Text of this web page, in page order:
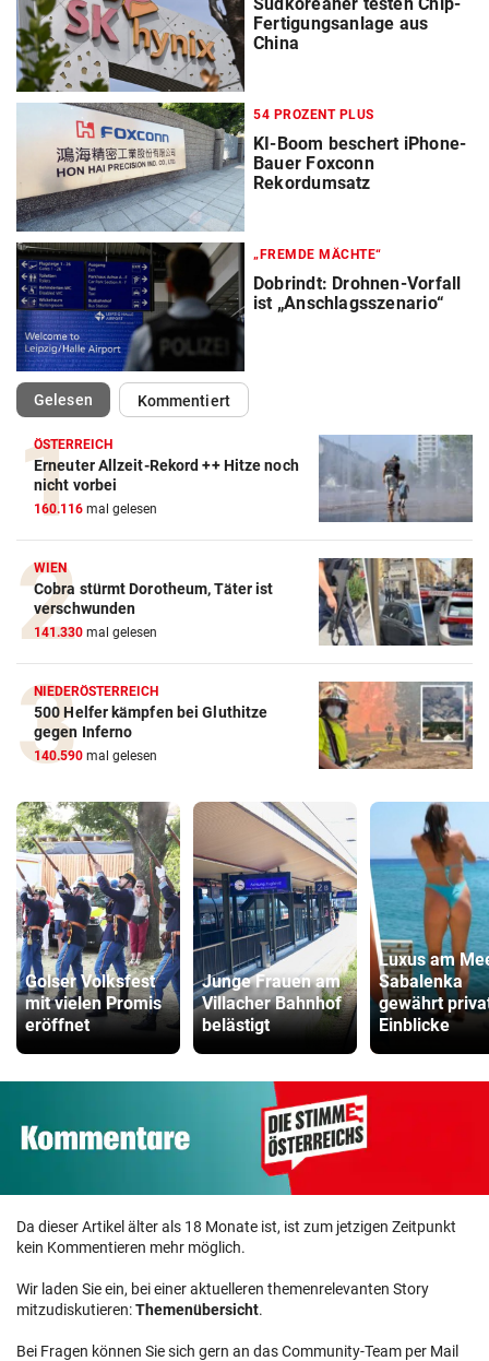
Fertigungsanlage aus
China
54 PROZENT PLUS
KI-Boom beschert iPhone-
Bauer Foxconn
Rekordumsatz
„FREMDE MÄCHTE“
Dobrindt: Drohnen-Vorfall
ist „Anschlagsszenario“
Gelesen(ausgewählt)Kommentiert
ÖSTERREICH
Erneuter Allzeit-Rekord ++ Hitze noch
nicht vorbei
160.116 mal gelesen
WIEN
Cobra stürmt Dorotheum, Täter ist
verschwunden
141.330 mal gelesen
NIEDERÖSTERREICH
500 Helfer kämpfen bei Gluthitze
gegen Inferno
140.590 mal gelesen
Golser Volksfest
mit vielen Promis
eröffnet
Junge Frauen am
Villacher Bahnhof
belästigt
Luxus am
Sabalenka
gewährt
Einblicke
Da dieser Artikel älter als 18 Monate ist, ist zum jetzigen Zeitpunkt
kein Kommentieren mehr möglich.
Wir laden Sie ein, bei einer aktuelleren themenrelevanten Story
mitzudiskutieren:Themenübersicht.
Bei Fragen können Sie sich gern an das Community-Team per Mail